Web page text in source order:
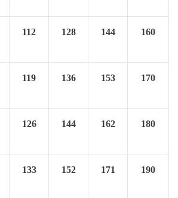
112 128 144 160
119 136 153 170
126 144 162 180
133 152 171 190